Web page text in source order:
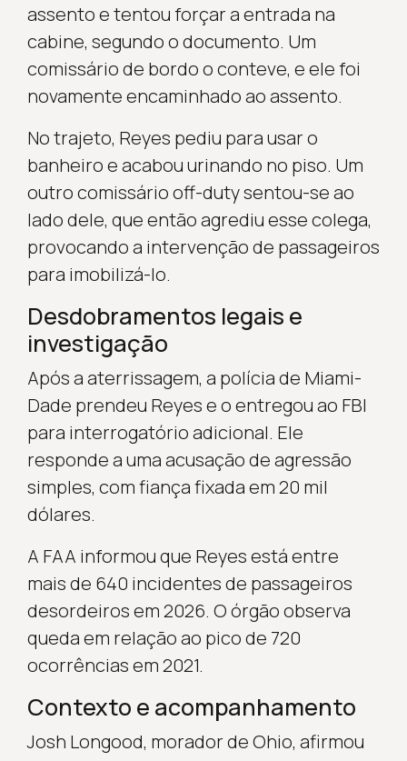
assento e tentou forçar a entrada na
cabine, segundo o documento. Um
comissário de bordo o conteve, e ele foi
novamente encaminhado ao assento.
No trajeto, Reyes pediu para usar o
banheiro e acabou urinando no piso. Um
outro comissário off-duty sentou-se ao
lado dele, que então agrediu esse colega,
provocando a intervenção de passageiros
para imobilizá-lo.
Desdobramentos legais e
investigação
Após a aterrissagem, a polícia de Miami-
Dade prendeu Reyes e o entregou ao FBI
para interrogatório adicional. Ele
responde a uma acusação de agressão
simples, com fiança fixada em 20 mil
dólares.
A FAA informou que Reyes está entre
mais de 640 incidentes de passageiros
desordeiros em 2026. O órgão observa
queda em relação ao pico de 720
ocorrências em 2021.
Contexto e acompanhamento
Josh Longood, morador de Ohio, afirmou